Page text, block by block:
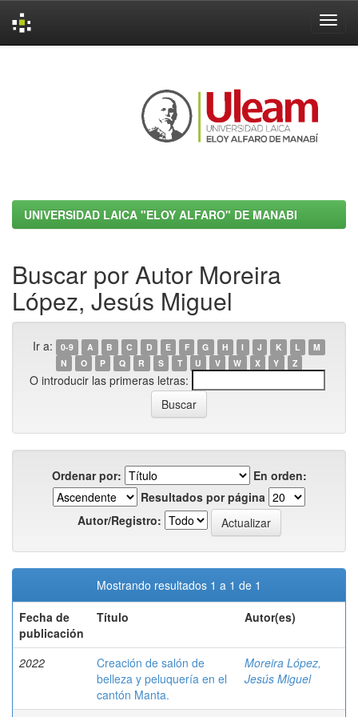
UNIVERSIDAD LAICA "ELOY ALFARO" DE MANABI
Buscar por Autor Moreira
López, Jesús Miguel
Ir a: 0-9 A B C D E F G H I J K L
M
N
O P Q R S T U V W X Y Z
O introducir las primeras letras:
Ordenar por:
En orden:
Resultados por página
Autor/Registro:
Mostrando resultados 1 a 1 de 1
Fecha de
publicación
Título Autor(es)
2022
Creación de salón de
belleza y peluquería en el
cantón Manta.
Moreira López,
Jesús Miguel